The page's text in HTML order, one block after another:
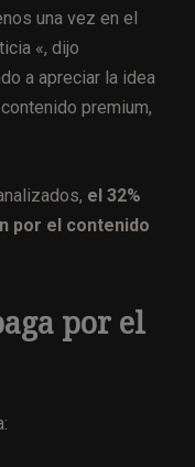
una vez en el
«, dijo
a apreciar la idea
premium,
el 32%
por el contenido
por el